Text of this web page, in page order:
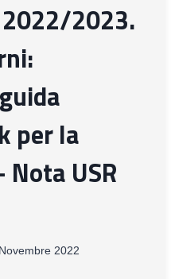
2023.
per la
USR
2022